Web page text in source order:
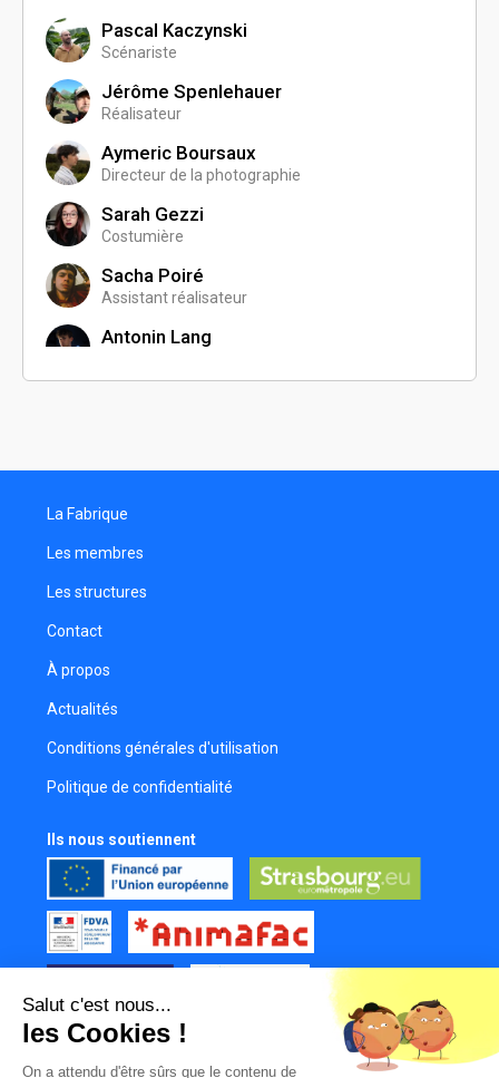
Pascal Kaczynski
Scénariste
Jérôme Spenlehauer
Réalisateur
Aymeric Boursaux
Directeur de la photographie
Sarah Gezzi
Costumière
Sacha Poiré
Assistant réalisateur
Antonin Lang
Diego Scapin
Comédien
Allan Dibling
Paul-Antoine Tissot
Comédien
Florame Etienne
La Fabrique
Les membres
Les structures
Contact
À propos
Actualités
Conditions générales d'utilisation
Politique de confidentialité
Ils nous soutiennent
Tous nos partenaires
Salut c'est nous...
les Cookies !
On a attendu d'être sûrs que le contenu de